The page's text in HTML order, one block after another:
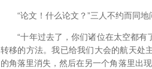
“论文！什么论文？”三人不约而同地
“十年过去了，你们诸位在太空都有
转移的方法。我已给我们大会的航天处
的角落里消失，然后在另一个角落里出